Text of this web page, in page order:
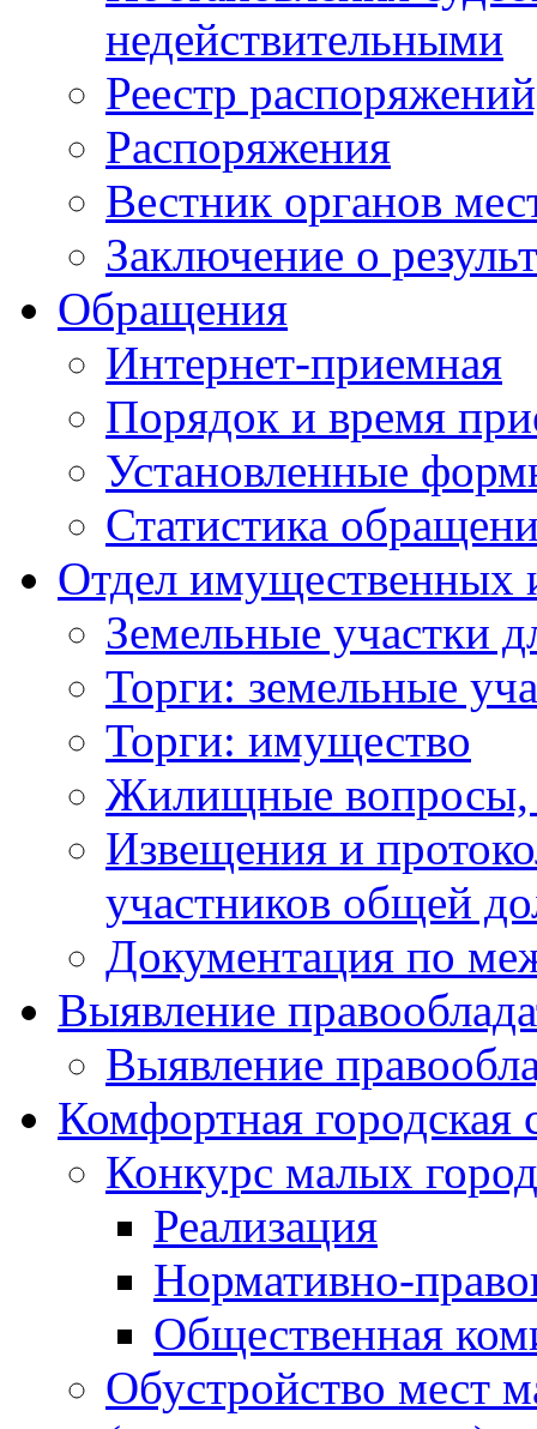
недействительными
Реестр
Распоряжения
Вестник органов
Заключение о
Обращения
Интернет-приемная
Порядок и время
Установленные
Статистика
Отдел имущественных
Земельные участки
Торги: земельные
Торги: имущество
Жилищные вопросы,
Извещения и
участников общей
Документация по
Выявление
Выявление
Комфортная городская
Конкурс малых
Реализация
Нормативно-
Общественная
Обустройство мест